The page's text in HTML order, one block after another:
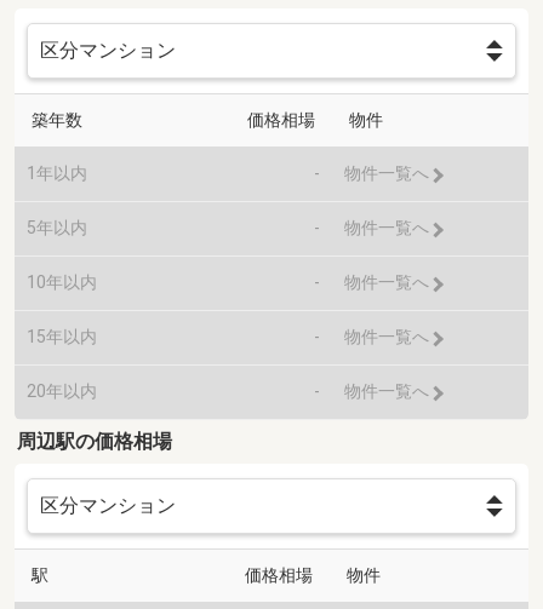
築年数 価格相場 物件
1年以内 - 物件一覧へ
5年以内 - 物件一覧へ
10年以内 - 物件一覧へ
15年以内 - 物件一覧へ
20年以内 - 物件一覧へ
周辺駅の価格相場
駅 価格相場 物件